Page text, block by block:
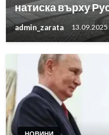
натиска върху
admin_zarata 13.09.2025